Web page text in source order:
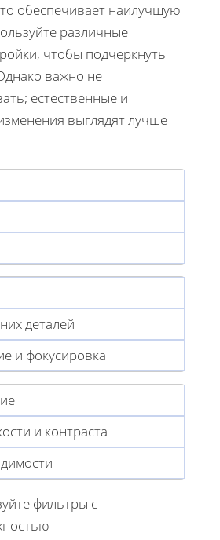
обеспечивает наилучшую
различные
чтобы подчеркнуть
важно не
естественные и
выглядят лучше
деталей
и фокусировка
и контраста
фильтры с